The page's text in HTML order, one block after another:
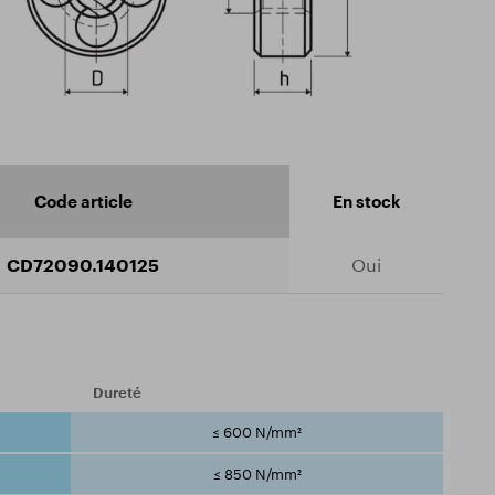
Code article En stock
CD72090.140125 Oui
Dureté
≤ 600 N/mm²
≤ 850 N/mm²